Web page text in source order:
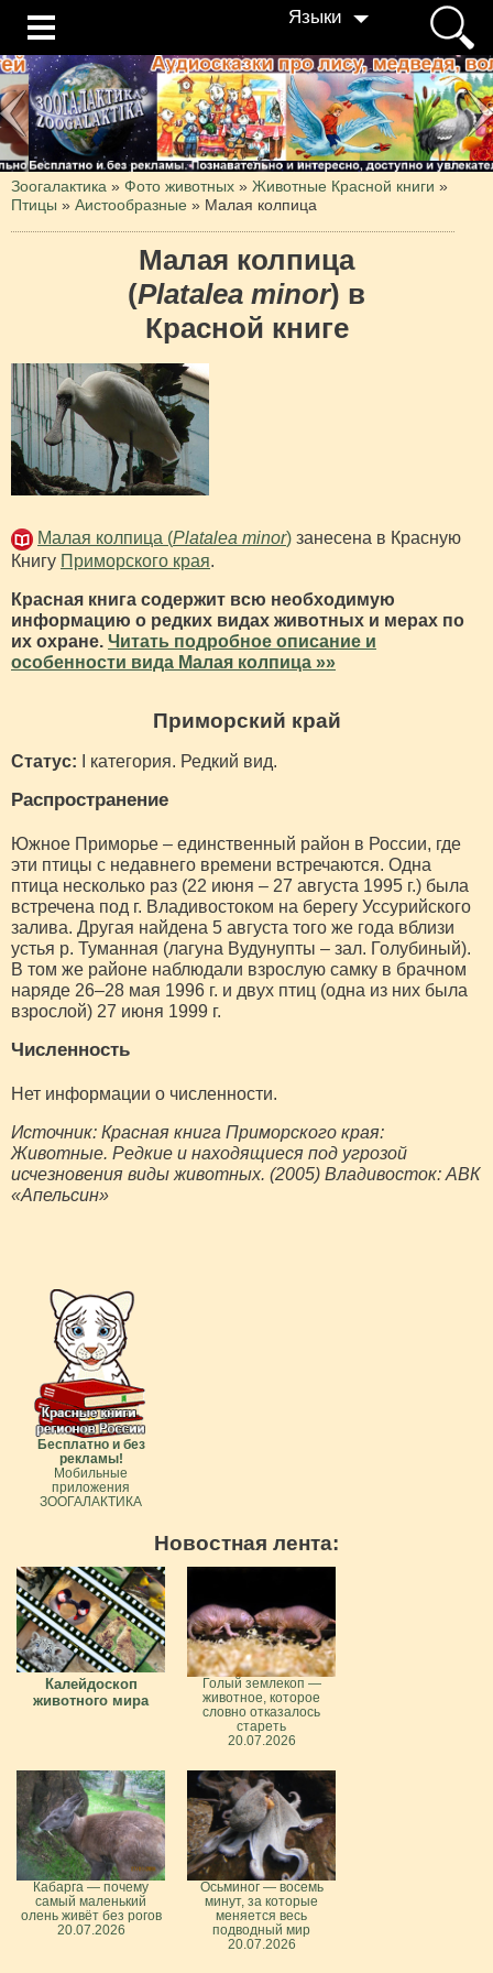
Языки
Зоогалактика » Фото животных » Животные Красной книги »
Птицы » Аистообразные » Малая колпица
Малая колпица
(Platalea minor) в
Красной книге
Малая колпица (Platalea minor) занесена в Красную
Книгу Приморского края.
Красная книга содержит всю необходимую
информацию о редких видах животных и мерах по
их охране. Читать подробное описание и
особенности вида Малая колпица »»
Приморский край
Статус: I категория. Редкий вид.
Распространение
Южное Приморье – единственный район в России, где
эти птицы с недавнего времени встречаются. Одна
птица несколько раз (22 июня – 27 августа 1995 г.) была
встречена под г. Владивостоком на берегу Уссурийского
залива. Другая найдена 5 августа того же года вблизи
устья р. Туманная (лагуна Вудунупты – зал. Голубиный).
В том же районе наблюдали взрослую самку в брачном
наряде 26–28 мая 1996 г. и двух птиц (одна из них была
взрослой) 27 июня 1999 г.
Численность
Нет информации о численности.
Источник: Красная книга Приморского края:
Животные. Редкие и находящиеся под угрозой
исчезновения виды животных. (2005) Владивосток: АВК
«Апельсин»
Бесплатно и без
рекламы!
Мобильные
приложения
ЗООГАЛАКТИКА
Новостная лента:
Калейдоскоп
животного мира
Голый землекоп —
животное, которое
словно отказалось
стареть
20.07.2026
Кабарга — почему
самый маленький
олень живёт без рогов
20.07.2026
Осьминог — восемь
минут, за которые
меняется весь
подводный мир
20.07.2026